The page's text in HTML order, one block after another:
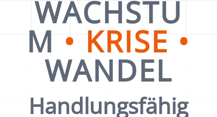
WACHSTU
M • KRISE •
WANDEL
Handlungsfähig